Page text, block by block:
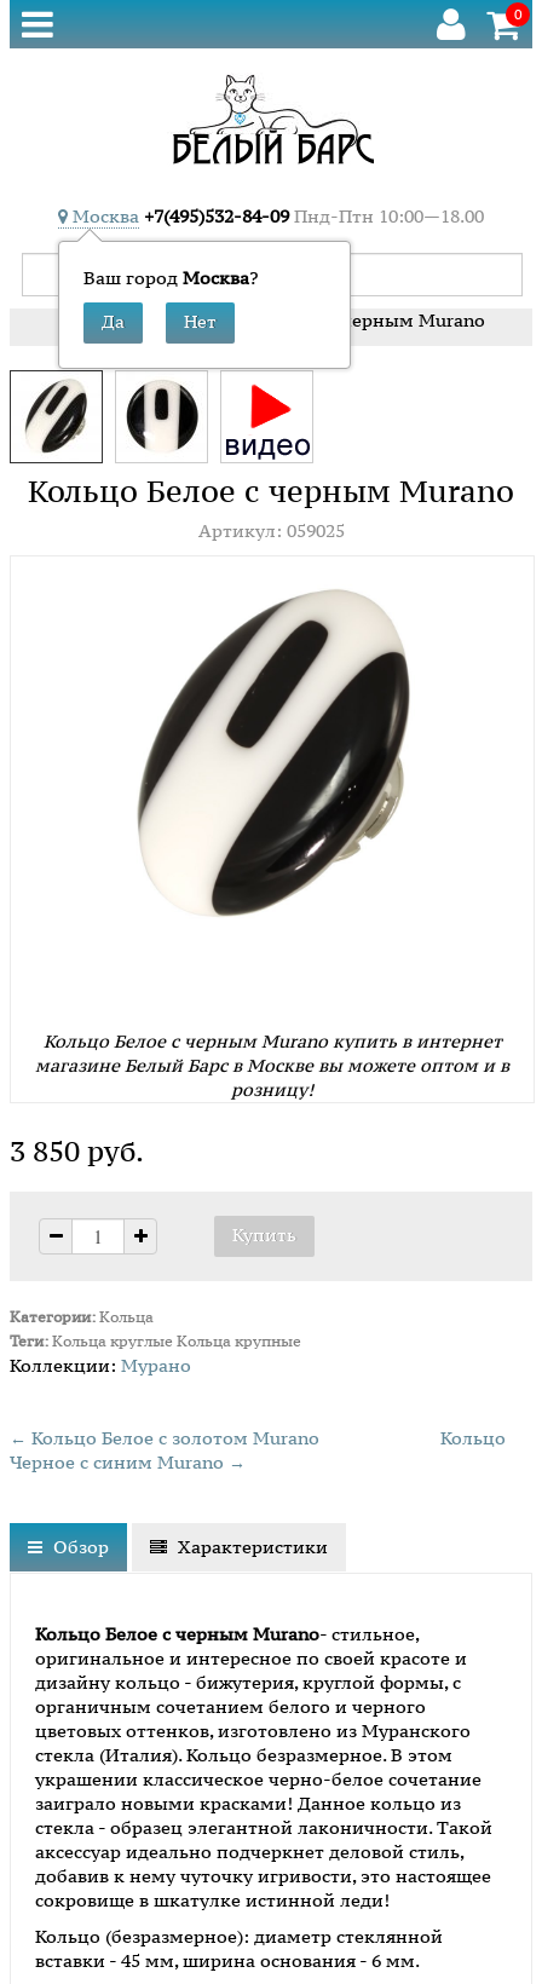
0
Москва
Ваш город Москва?
+7(495)532-84-09 Пнд-Птн 10:00—18.00
Главная» »Кольцо Белое с черным Murano
Кольцо Белое с черным Murano
Артикул: 059025
Кольцо Белое с черным Murano купить в интернет
магазине Белый Барс в Москве вы можете оптом и в
розницу!
3 850 руб.
Категории: Кольца
Теги: Кольца круглые Кольца крупные
Коллекции: Мурано
← Кольцо Белое с золотом Murano
Кольцо
Черное с синим Murano →
Обзор Характеристики
Кольцо Белое с черным Murano- стильное,
оригинальное и интересное по своей красоте и
дизайну кольцо - бижутерия, круглой формы, с
органичным сочетанием белого и черного
цветовых оттенков, изготовлено из Муранского
стекла (Италия). Кольцо безразмерное. В этом
украшении классическое черно-белое сочетание
заиграло новыми красками! Данное кольцо из
стекла - образец элегантной лаконичности. Такой
аксессуар идеально подчеркнет деловой стиль,
добавив к нему чуточку игривости, это настоящее
сокровище в шкатулке истинной леди!
Кольцо (безразмерное): диаметр стеклянной
вставки - 45 мм, ширина основания - 6 мм.